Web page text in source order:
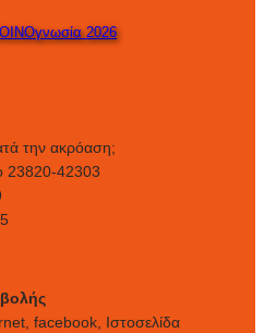
2026
την ακρόαση;
23820-42303
facebook, Ιστοσελίδα